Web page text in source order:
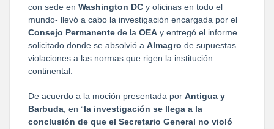
con sede en Washington DC y oficinas en todo el
mundo- llevó a cabo la investigación encargada por el
Consejo Permanente de la OEA y entregó el informe
solicitado donde se absolvió a Almagro de supuestas
violaciones a las normas que rigen la institución
continental.
De acuerdo a la moción presentada por Antigua y
Barbuda, en “la investigación se llega a la
conclusión de que el Secretario General no violó